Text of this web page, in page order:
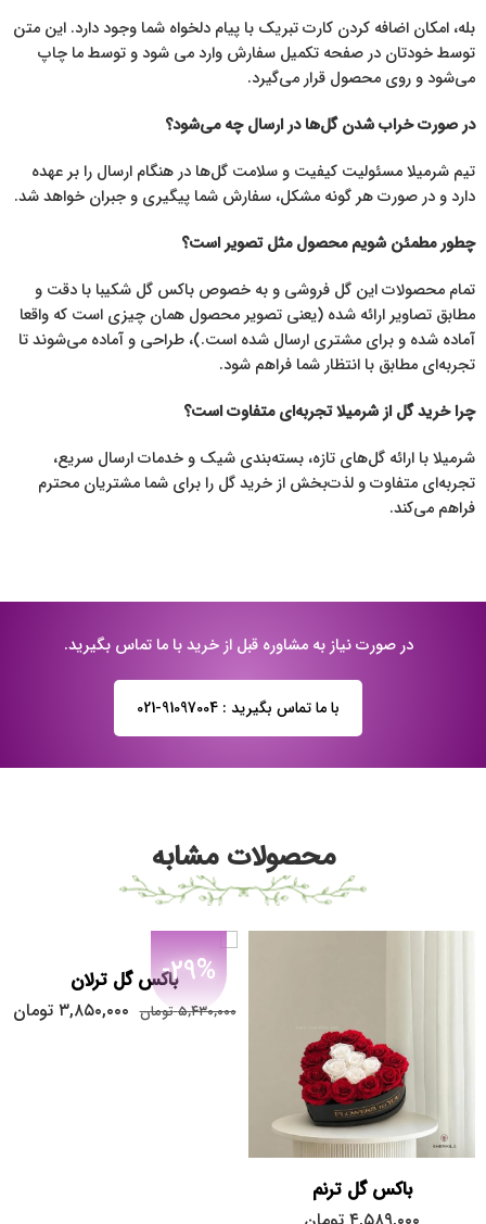
بله، امکان اضافه کردن کارت تبریک با پیام دلخواه شما وجود دارد. این متن
توسط خودتان در صفحه تکمیل سفارش وارد می شود و توسط ما چاپ
می‌شود و روی محصول قرار می‌گیرد.
در صورت خراب شدن گل‌ها در ارسال چه می‌شود؟
تیم شرمیلا مسئولیت کیفیت و سلامت گل‌ها در هنگام ارسال را بر عهده
دارد و در صورت هر گونه مشکل، سفارش شما پیگیری و جبران خواهد شد.
چطور مطمئن شویم محصول مثل تصویر است؟
تمام محصولات این گل فروشی و به خصوص باکس گل شکیبا با دقت و
مطابق تصاویر ارائه شده (یعنی تصویر محصول همان چیزی است که واقعا
آماده شده و برای مشتری ارسال شده است.)، طراحی و آماده می‌شوند تا
تجربه‌ای مطابق با انتظار شما فراهم شود.
چرا خرید گل از شرمیلا تجربه‌ای متفاوت است؟
شرمیلا با ارائه گل‌های تازه، بسته‌بندی شیک و خدمات ارسال سریع،
تجربه‌ای متفاوت و لذت‌بخش از خرید گل را برای شما مشتریان محترم
فراهم می‌کند.
در صورت نیاز به مشاوره قبل از خرید با ما تماس بگیرید.
با ما تماس بگیرید : 91097004-021
محصولات مشابه
باکس گل ترنم
-29%باکس گل ترلان
۵,۴۳۰,۰۰۰ تومان ۳,۸۵۰,۰۰۰ تومان